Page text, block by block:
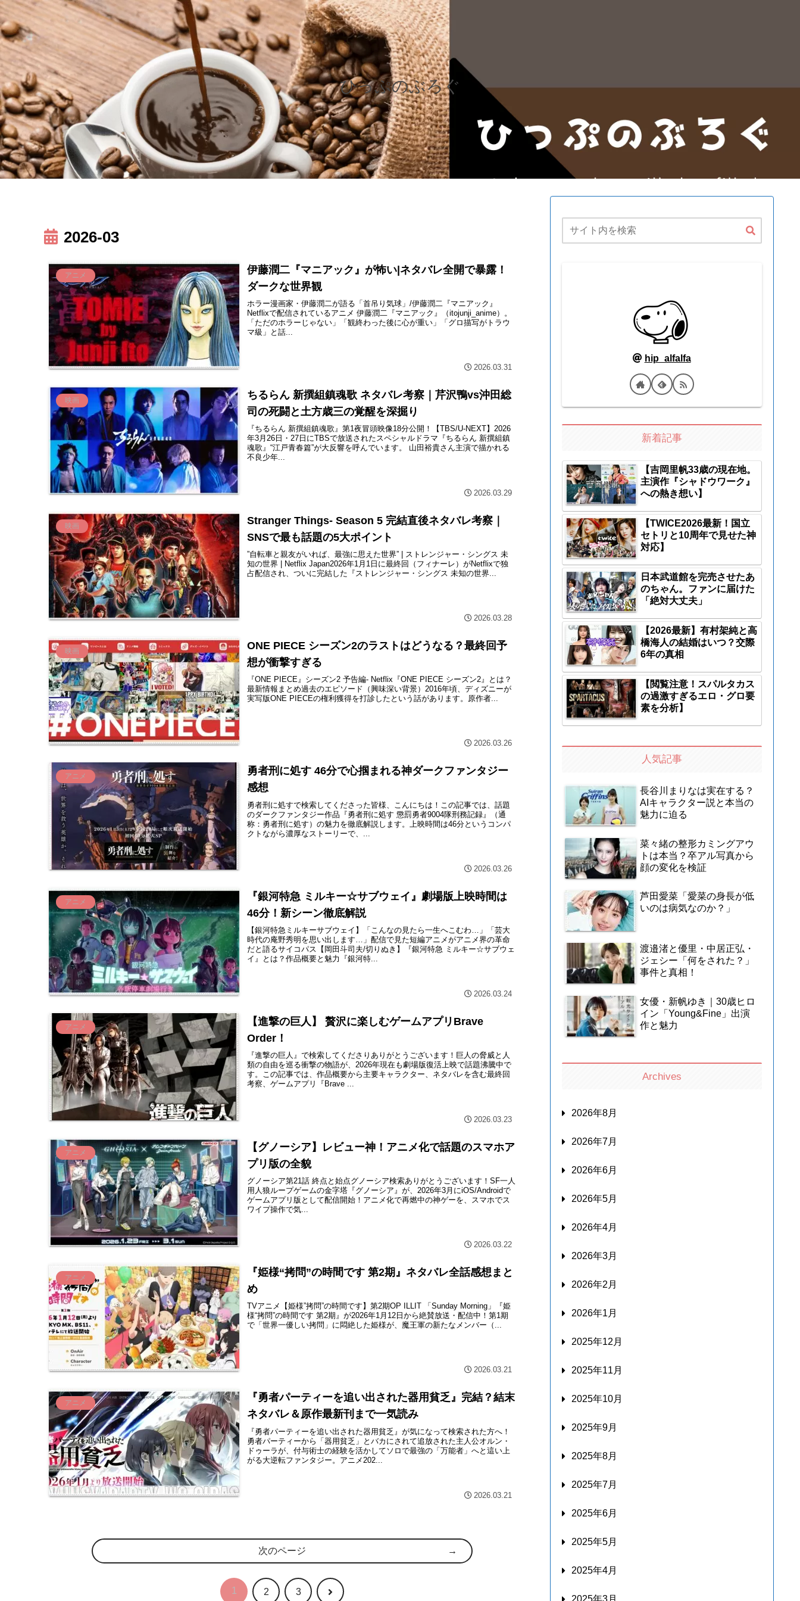
ひっぷのぶろぐ
2026-03
アニメ
伊藤潤二『マニアック』が怖い|ネタバレ全開で暴露！
ダークな世界観
ホラー漫画家・伊藤潤二が語る「首吊り気球」/伊藤潤二『マニアック』
Netflixで配信されているアニメ 伊藤潤二『マニアック』（itojunji_anime）。
「ただのホラーじゃない」「観終わった後に心が重い」「グロ描写がトラウ
マ級」と話...
2026.03.31
映画
ちるらん 新撰組鎮魂歌 ネタバレ考察｜芹沢鴨vs沖田総
司の死闘と土方歳三の覚醒を深掘り
『ちるらん 新撰組鎮魂歌』第1夜冒頭映像18分公開！【TBS/U-NEXT】2026
年3月26日・27日にTBSで放送されたスペシャルドラマ『ちるらん 新撰組鎮
魂歌』“江戸青春篇”が大反響を呼んでいます。 山田裕貴さん主演で描かれる
不良少年...
2026.03.29
映画
Stranger Things- Season 5 完結直後ネタバレ考察｜
SNSで最も話題の5大ポイント
”自転車と親友がいれば、最強に思えた世界” | ストレンジャー・シングス 未
知の世界 | Netflix Japan2026年1月1日に最終回（フィナーレ）がNetflixで独
占配信され、ついに完結した『ストレンジャー・シングス 未知の世界...
2026.03.28
映画
ONE PIECE シーズン2のラストはどうなる？最終回予
想が衝撃すぎる
『ONE PIECE』シーズン2 予告編- Netflix『ONE PIECE シーズン2』とは？
最新情報まとめ過去のエピソード（興味深い背景）2016年頃、ディズニーが
実写版ONE PIECEの権利獲得を打診したという話があります。原作者...
2026.03.26
アニメ
勇者刑に処す 46分で心掴まれる神ダークファンタジー
感想
勇者刑に処すで検索してくださった皆様、こんにちは！この記事では、話題
のダークファンタジー作品『勇者刑に処す 懲罰勇者9004隊刑務記録』（通
称：勇者刑に処す）の魅力を徹底解説します。上映時間は46分というコンパ
クトながら濃厚なストーリーで、...
2026.03.26
アニメ
『銀河特急 ミルキー☆サブウェイ』劇場版上映時間は
46分！新シーン徹底解説
【銀河特急ミルキーサブウェイ】「こんなの見たら一生へこむわ…」「芸大
時代の庵野秀明を思い出します…」配信で見た短編アニメがアニメ界の革命
だと語るサイコパス【岡田斗司夫/切りぬき】『銀河特急 ミルキー☆サブウェ
イ』とは？作品概要と魅力『銀河特...
2026.03.24
アニメ
【進撃の巨人】 贅沢に楽しむゲームアプリBrave
Order！
『進撃の巨人』で検索してくださりありがとうございます！巨人の脅威と人
類の自由を巡る衝撃の物語が、2026年現在も劇場版復活上映で話題沸騰中で
す。この記事では、作品概要から主要キャラクター、ネタバレを含む最終回
考察、ゲームアプリ『Brave ...
2026.03.23
アニメ
【グノーシア】レビュー神！アニメ化で話題のスマホア
プリ版の全貌
グノーシア第21話 終点と始点グノーシア検索ありがとうございます！SF一人
用人狼ループゲームの金字塔『グノーシア』が、2026年3月にiOS/Androidで
ゲームアプリ版として配信開始！アニメ化で再燃中の神ゲーを、スマホでス
ワイプ操作で気...
2026.03.22
アニメ
『姫様“拷問”の時間です 第2期』ネタバレ全話感想まと
め
TVアニメ【姫様”拷問”の時間です】第2期OP ILLIT 「Sunday Morning」『姫
様“拷問”の時間です 第2期』が2026年1月12日から絶賛放送・配信中！第1期
で「世界一優しい拷問」に悶絶した姫様が、魔王軍の新たなメンバー（...
2026.03.21
アニメ
『勇者パーティーを追い出された器用貧乏』完結？結末
ネタバレ＆原作最新刊まで一気読み
『勇者パーティーを追い出された器用貧乏』が気になって検索された方へ！
勇者パーティーから「器用貧乏」とバカにされて追放された主人公オルン・
ドゥーラが、付与術士の経験を活かしてソロで最強の「万能者」へと這い上
がる大逆転ファンタジー。アニメ202...
2026.03.21
次のページ
1 2 3 次
hip_alfalfa
新着記事
【吉岡里帆33歳の現在地。
主演作『シャドウワーク』
への熱き想い】
【TWICE2026最新！国立
セトリと10周年で見せた神
対応】
日本武道館を完売させたあ
のちゃん。ファンに届けた
「絶対大丈夫」
【2026最新】有村架純と高
橋海人の結婚はいつ？交際
6年の真相
【閲覧注意！スパルタカス
の過激すぎるエロ・グロ要
素を分析】
人気記事
長谷川まりなは実在する？
AIキャラクター説と本当の
魅力に迫る
菜々緒の整形カミングアウ
トは本当？卒アル写真から
顔の変化を検証
芦田愛菜「愛菜の身長が低
いのは病気なのか？」
渡邉渚と優里・中居正弘・
ジェシー「何をされた？」
事件と真相！
女優・新帆ゆき｜30歳ヒロ
イン「Young&Fine」出演
作と魅力
Archives
2026年8月
2026年7月
2026年6月
2026年5月
2026年4月
2026年3月
2026年2月
2026年1月
2025年12月
2025年11月
2025年10月
2025年9月
2025年8月
2025年7月
2025年6月
2025年5月
2025年4月